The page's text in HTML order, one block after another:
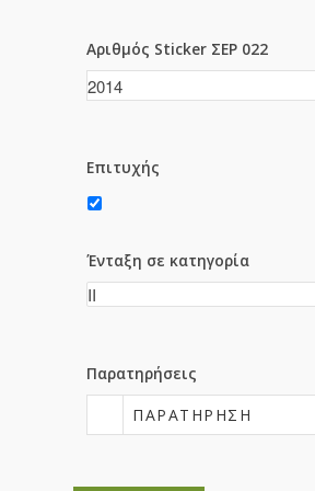
Αριθμός Sticker ΣΕΡ 022
Επιτυχής
Ένταξη σε κατηγορία
Παρατηρήσεις
ΠΑΡΑΤΉΡΗΣΗ